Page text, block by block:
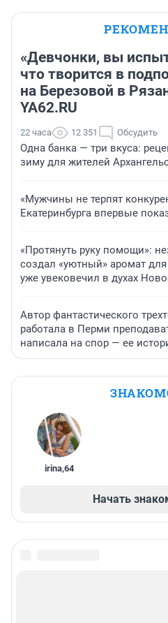
«Девчонки, вы
что творится в
на Березовой в
YA62.RU
22 часа 12 351 Обсудить
Одна банка — три вкуса:
зиму для жителей
«Мужчины не терпят
Екатеринбурга впервые
«Протянуть руку помощи»:
создал «уютный» аромат
уже увековечил в духах
Автор фантастического
работала в Перми
написала на спор — ее
irina,64
Начать